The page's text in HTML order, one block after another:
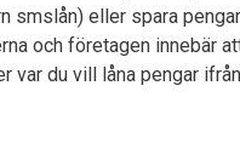
smslån) eller spara
och företagen innebär
var du vill låna pengar